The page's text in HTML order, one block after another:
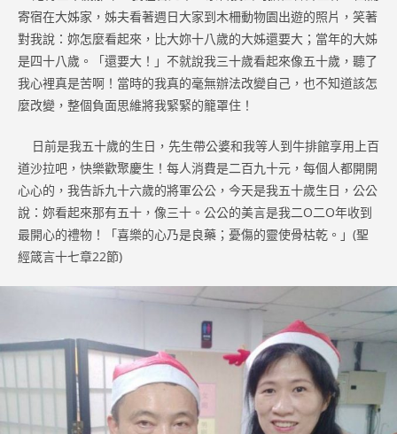
寄宿在大姊家，姊夫看著週日大家到木柵動物園出遊的照片，笑著
對我說：妳怎麼看起來，比大妳十八歲的大姊還要大；當年的大姊
是四十八歲。「還要大！」不就說我三十歲看起來像五十歲，聽了
我心裡真是苦啊！當時的我真的毫無辦法改變自己，也不知道該怎
麼改變，整個負面思維將我緊緊的籠罩住！
日前是我五十歲的生日，先生帶公婆和我等人到牛排館享用上百
道沙拉吧，快樂歡聚慶生！每人消費是二百九十元，每個人都開開
心心的，我告訴九十六歲的將軍公公，今天是我五十歲生日，公公
說：妳看起來那有五十，像三十。公公的美言是我二O二O年收到
最開心的禮物！「喜樂的心乃是良藥；憂傷的靈使骨枯乾。」(聖
經箴言十七章22節)